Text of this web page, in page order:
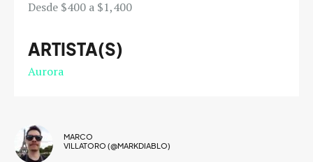
Desde $400 a $1,400
ARTISTA(S)
Aurora
MARCO
VILLATORO (@MARKDIABLO)